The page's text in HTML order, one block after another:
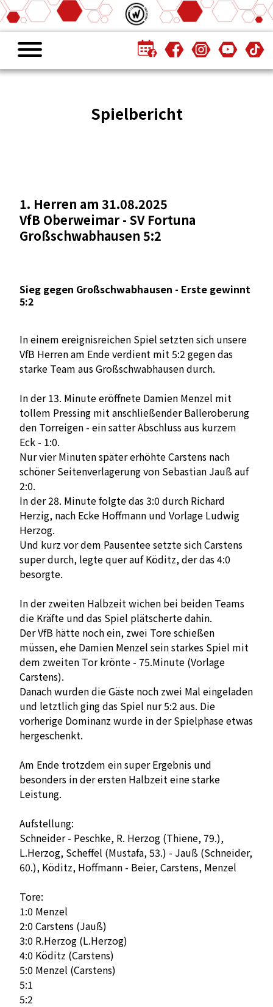
Spielbericht
1. Herren am 31.08.2025
VfB Oberweimar - SV Fortuna
Großschwabhausen 5:2
Sieg gegen Großschwabhausen - Erste gewinnt
5:2
In einem ereignisreichen Spiel setzten sich unsere
VfB Herren am Ende verdient mit 5:2 gegen das
starke Team aus Großschwabhausen durch.
In der 13. Minute eröffnete Damien Menzel mit
tollem Pressing mit anschließender Balleroberung
den Torreigen - ein satter Abschluss aus kurzem
Eck - 1:0.
Nur vier Minuten später erhöhte Carstens nach
schöner Seitenverlagerung von Sebastian Jauß auf
2:0.
In der 28. Minute folgte das 3:0 durch Richard
Herzig, nach Ecke Hoffmann und Vorlage Ludwig
Herzog.
Und kurz vor dem Pausentee setzte sich Carstens
super durch, legte quer auf Köditz, der das 4:0
besorgte.
In der zweiten Halbzeit wichen bei beiden Teams
die Kräfte und das Spiel plätscherte dahin.
Der VfB hätte noch ein, zwei Tore schießen
müssen, ehe Damien Menzel sein starkes Spiel mit
dem zweiten Tor krönte - 75.Minute (Vorlage
Carstens).
Danach wurden die Gäste noch zwei Mal eingeladen
und letztlich ging das Spiel nur 5:2 aus. Die
vorherige Dominanz wurde in der Spielphase etwas
hergeschenkt.
Am Ende trotzdem ein super Ergebnis und
besonders in der ersten Halbzeit eine starke
Leistung.
Aufstellung:
Schneider - Peschke, R. Herzog (Thiene, 79.),
L.Herzog, Scheffel (Mustafa, 53.) - Jauß (Schneider,
60.), Köditz, Hoffmann - Beier, Carstens, Menzel
Tore:
1:0 Menzel
2:0 Carstens (Jauß)
3:0 R.Herzog (L.Herzog)
4:0 Köditz (Carstens)
5:0 Menzel (Carstens)
5:1
5:2